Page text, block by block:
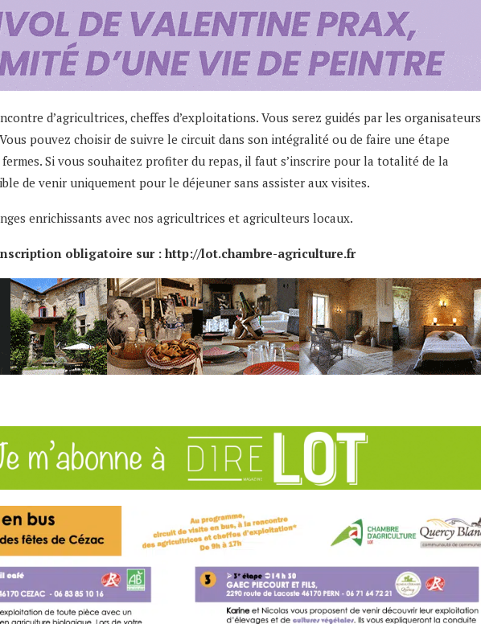
d’agricultrices, cheffes d’exploitations. Vous serez guidés par les organisateurs
pouvez choisir de suivre le circuit dans son intégralité ou de faire une étape
fermes. Si vous souhaitez profiter du repas, il faut s’inscrire pour la totalité de la
de venir uniquement pour le déjeuner sans assister aux visites.
enrichissants avec nos agricultrices et agriculteurs locaux.
obligatoire sur : http://lot.chambre-agriculture.fr